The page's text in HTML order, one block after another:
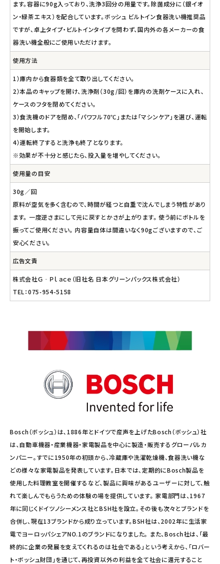
ます。容器に90g入っており、洗浄3回分の用量です。除菌成分に（銀イオ
ン・緑茶エキス）を配合しています。ボッシュ ビルトイン食器洗い機推奨品
ですが、卓上タイプ・ビルトインタイプを問わず、国内外の各メーカーの食
器洗い機全般にご使用いただけます。
使用方法
1）庫内から食器類を全て取り出してください。
2）本品のキャップを開け、洗浄剤（30g/回）を庫内の洗剤ケースに入れ、
ケースのフタを閉めてください。
3）食洗機のドアを閉め、「パワフル70℃」または「マシンケア」を選び、運転
を開始します。
4）運転終了すると洗浄も終了となります。
※効果が不十分と感じたら、投入量を増やしてください。
使用量の目安
30g／回
原料が空気を多く含むので、時間が経つと自重で沈んでしまう特性があり
ます。 一度逆さまにして元に戻すとかさが上がります。 使う前にボトルを
振ってご使用ください。 内容量自体は間違いなく90gございますので、ご
安心ください。
広告文責
株式会社Ｇ‐Ｐｌａｃｅ（旧社名 日本グリーンパックス株式会社）
TEL：075-954-5158
Bosch（ボッシュ）は、1886年とドイツで産声を上げたBosch（ボッシュ）社
は、自動車機器・産業機器・家電製品を中心に製造・販売するグローバルカ
ンパニー。すでに1950年の初頭から、冷蔵庫や洗濯乾燥機、食器洗い機な
どの様々な家電製品を発表しています。日本では、定期的にBosch製品を
使用した料理教室を開催するなど、製品に興味があるユーザーに対して、触
れて楽しんでもらうための体験の場を提供しています。 家電部門は、1967
年に同じくドイツノシーメンス社とBSH社を設立。その後も次々とブランドを
合併し、現在13ブランドから成り立っています。BSH社は、2002年に生活家
電でヨーロッパシェアNO.1のブランドになりました。 また、Bosch社は、「最
終的に企業の発展を支えてくれるのは社会である」という考えから、「ロバー
ト・ボッシュ財団」を通じて、再投資以外の利益を全て社会に還元すること